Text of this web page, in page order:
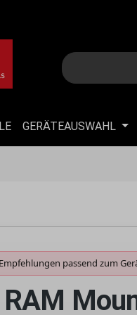
GERÄTEAUSWAHL
passend zum